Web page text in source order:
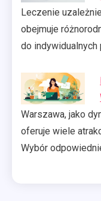
Leczenie
obejmuje
do
Warszawa, jako
oferuje wiele
Wybór